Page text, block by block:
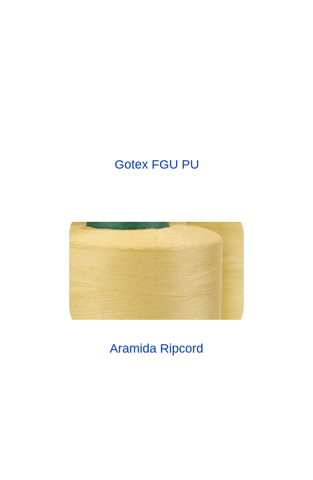
Gotex FGU PU
Aramida Ripcord